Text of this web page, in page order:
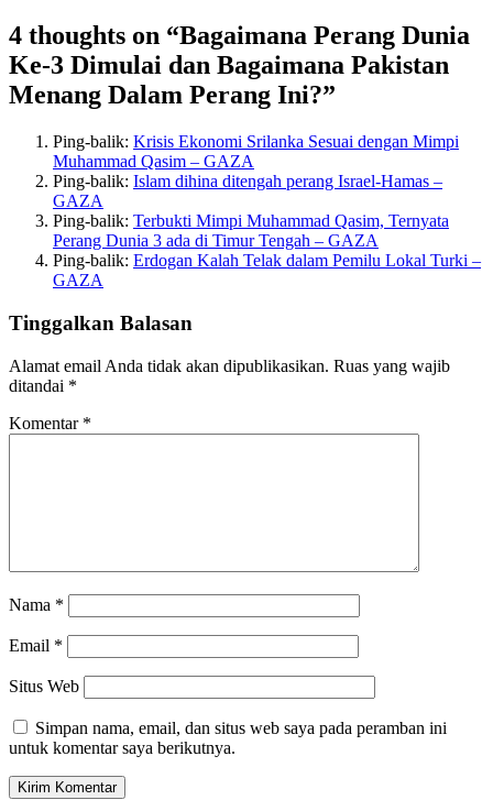
4 thoughts on “Bagaimana Perang Dunia
Ke-3 Dimulai dan Bagaimana Pakistan
Menang Dalam Perang Ini?”
Ping-balik: Krisis Ekonomi Srilanka Sesuai dengan Mimpi
Muhammad Qasim – GAZA
Ping-balik: Islam dihina ditengah perang Israel-Hamas –
GAZA
Ping-balik: Terbukti Mimpi Muhammad Qasim, Ternyata
Perang Dunia 3 ada di Timur Tengah – GAZA
Ping-balik: Erdogan Kalah Telak dalam Pemilu Lokal Turki –
GAZA
Tinggalkan Balasan
Alamat email Anda tidak akan dipublikasikan. Ruas yang wajib
ditandai *
Komentar *
Nama *
Email *
Situs Web
Simpan nama, email, dan situs web saya pada peramban ini
untuk komentar saya berikutnya.